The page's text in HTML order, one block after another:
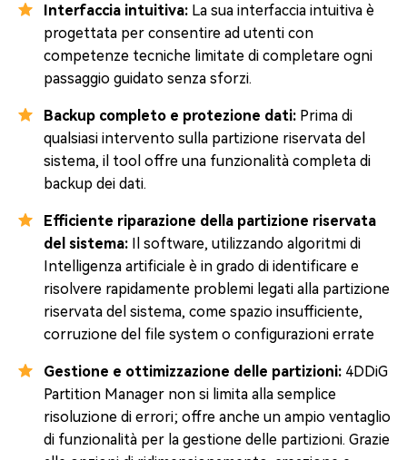
Interfaccia intuitiva: La sua interfaccia intuitiva è
progettata per consentire ad utenti con
competenze tecniche limitate di completare ogni
passaggio guidato senza sforzi.
Backup completo e protezione dati: Prima di
qualsiasi intervento sulla partizione riservata del
sistema, il tool offre una funzionalità completa di
backup dei dati.
Efficiente riparazione della partizione riservata
del sistema: Il software, utilizzando algoritmi di
Intelligenza artificiale è in grado di identificare e
risolvere rapidamente problemi legati alla partizione
riservata del sistema, come spazio insufficiente,
corruzione del file system o configurazioni errate
Gestione e ottimizzazione delle partizioni: 4DDiG
Partition Manager non si limita alla semplice
risoluzione di errori; offre anche un ampio ventaglio
di funzionalità per la gestione delle partizioni. Grazie